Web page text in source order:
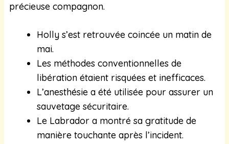
précieuse compagnon.
Holly s’est retrouvée coincée un matin de
mai.
Les méthodes conventionnelles de
libération étaient risquées et inefficaces.
L’anesthésie a été utilisée pour assurer un
sauvetage sécuritaire.
Le Labrador a montré sa gratitude de
manière touchante après l’incident.